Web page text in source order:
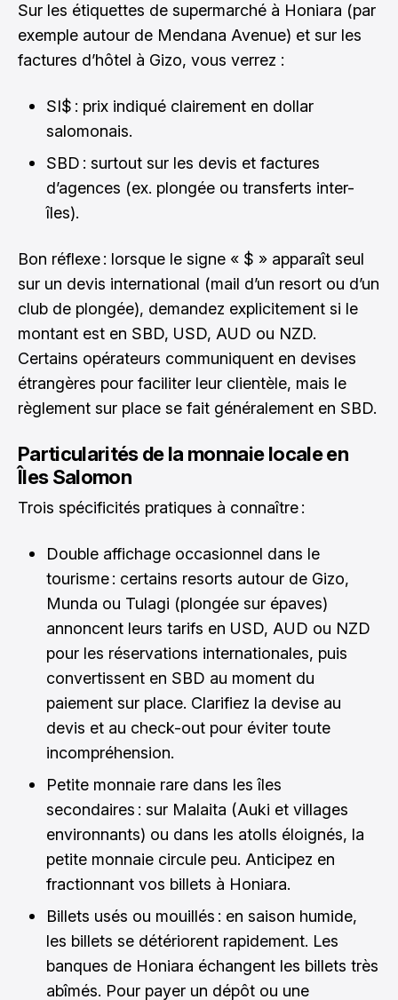
Sur les étiquettes de supermarché à Honiara (par
exemple autour de Mendana Avenue) et sur les
factures d’hôtel à Gizo, vous verrez :
SI$ : prix indiqué clairement en dollar
salomonais.
SBD : surtout sur les devis et factures
d’agences (ex. plongée ou transferts inter-
îles).
Bon réflexe : lorsque le signe « $ » apparaît seul
sur un devis international (mail d’un resort ou d’un
club de plongée), demandez explicitement si le
montant est en SBD, USD, AUD ou NZD.
Certains opérateurs communiquent en devises
étrangères pour faciliter leur clientèle, mais le
règlement sur place se fait généralement en SBD.
Particularités de la monnaie locale en
Îles Salomon
Trois spécificités pratiques à connaître :
Double affichage occasionnel dans le
tourisme : certains resorts autour de Gizo,
Munda ou Tulagi (plongée sur épaves)
annoncent leurs tarifs en USD, AUD ou NZD
pour les réservations internationales, puis
convertissent en SBD au moment du
paiement sur place. Clarifiez la devise au
devis et au check-out pour éviter toute
incompréhension.
Petite monnaie rare dans les îles
secondaires : sur Malaita (Auki et villages
environnants) ou dans les atolls éloignés, la
petite monnaie circule peu. Anticipez en
fractionnant vos billets à Honiara.
Billets usés ou mouillés : en saison humide,
les billets se détériorent rapidement. Les
banques de Honiara échangent les billets très
abîmés. Pour payer un dépôt ou une